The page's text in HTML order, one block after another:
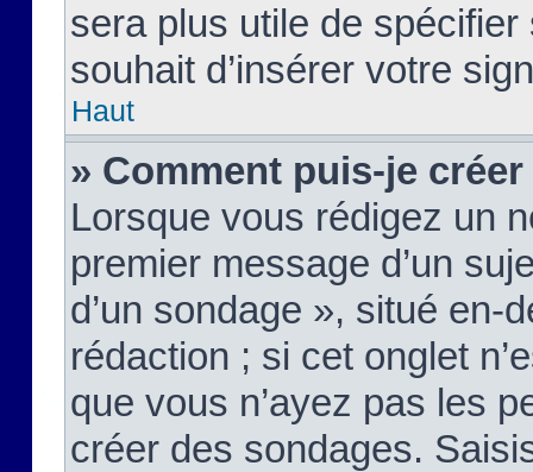
sera plus utile de
souhait d’insérer votre
Haut
» Comment puis-je
Lorsque vous rédigez un
premier message d’un
d’un sondage », situé en-
rédaction ; si cet onglet
que vous n’ayez pas les
créer des sondages.